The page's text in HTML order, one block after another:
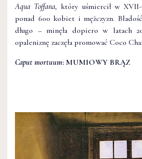
Aqua Toffana, który uśmiercił w XVII-
ponad 600 kobiet i mężczyzn.
długo – minęła dopiero w latach
opaleniznę zaczęła promować Coco
Caput mortuum: MUMIOWY BRĄZ